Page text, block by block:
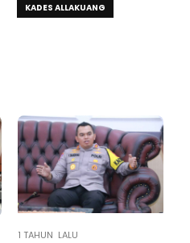
KADES ALLAKUANG
1 TAHUN LALU